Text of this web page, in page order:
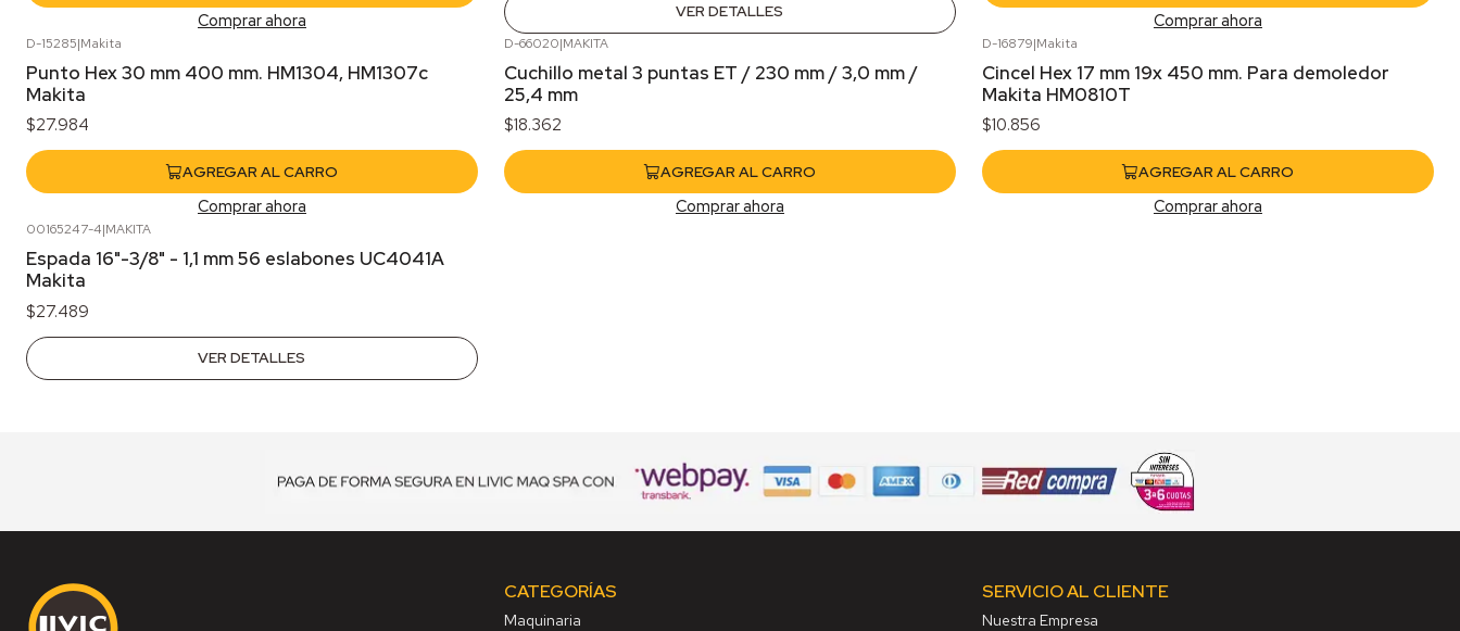
Comprar ahora VER DETALLES Comprar ahora
D-15285|Makita
Punto Hex 30 mm 400 mm. HM1304, HM1307c
Makita
$27.984
AGREGAR AL CARRO
Comprar ahora
D-66020|MAKITA
Cuchillo metal 3 puntas ET / 230 mm / 3,0 mm /
25,4 mm
$18.362
AGREGAR AL CARRO
Comprar ahora
D-16879|Makita
Cincel Hex 17 mm 19x 450 mm. Para demoledor
Makita HM0810T
$10.856
AGREGAR AL CARRO
Comprar ahora
00165247-4|MAKITA
Espada 16"-3/8" - 1,1 mm 56 eslabones UC4041A
Makita
$27.489
VER DETALLES
CATEGORÍAS
Maquinaria
SERVICIO AL CLIENTE
Nuestra Empresa